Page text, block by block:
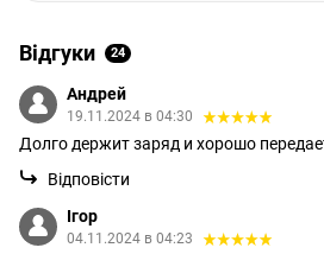
Відгуки 24
Андрей
19.11.2024 в 04:30
Долго держит заряд и хорошо
Відповісти
Ігор
04.11.2024 в 04:23